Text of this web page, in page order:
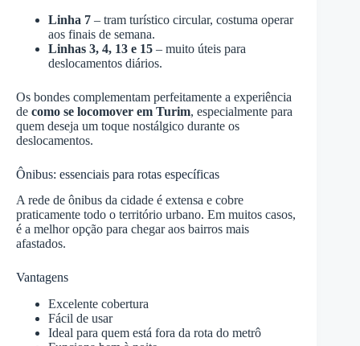
Linha 7 – tram turístico circular, costuma operar
aos finais de semana.
Linhas 3, 4, 13 e 15 – muito úteis para
deslocamentos diários.
Os bondes complementam perfeitamente a experiência
de como se locomover em Turim, especialmente para
quem deseja um toque nostálgico durante os
deslocamentos.
Ônibus: essenciais para rotas específicas
A rede de ônibus da cidade é extensa e cobre
praticamente todo o território urbano. Em muitos casos,
é a melhor opção para chegar aos bairros mais
afastados.
Vantagens
Excelente cobertura
Fácil de usar
Ideal para quem está fora da rota do metrô